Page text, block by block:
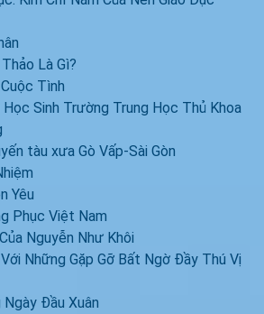
Là Gì?
Tình
Học Sinh Trường Trung Học Thủ Khoa
tàu xưa Gò Vấp-Sài Gòn
Yêu
Phục Việt Nam
Nguyễn Như Khôi
Những Gặp Gỡ Bất Ngờ Đầy Thú Vị
Đầu Xuân